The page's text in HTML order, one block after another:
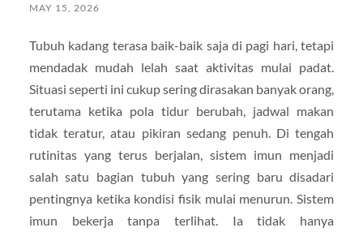
MAY 15, 2026
Tubuh kadang terasa baik-baik saja di pagi hari, tetapi
mendadak mudah lelah saat aktivitas mulai padat.
Situasi seperti ini cukup sering dirasakan banyak orang,
terutama ketika pola tidur berubah, jadwal makan
tidak teratur, atau pikiran sedang penuh. Di tengah
rutinitas yang terus berjalan, sistem imun menjadi
salah satu bagian tubuh yang sering baru disadari
pentingnya ketika kondisi fisik mulai menurun. Sistem
imun bekerja tanpa terlihat. Ia tidak hanya